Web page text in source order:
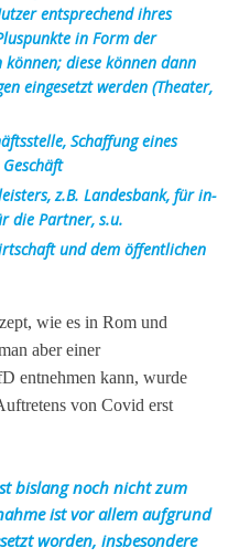
entsprechend ihres
in Form der
diese können dann
eingesetzt werden (Theater,
Schaffung eines
z.B. Landesbank, für in-
die Partner, s.u.
und dem öffentlichen
wie es in Rom und
aber einer
entnehmen kann, wurde
von Covid erst
bislang noch nicht zum
ist vor allem aufgrund
worden, insbesondere